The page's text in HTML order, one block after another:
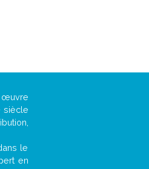
œuvre
siècle
le
en